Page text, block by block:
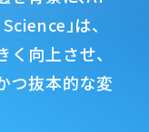
らせ
公開いたしま
」は、
向上させ、
つ抜本的な変